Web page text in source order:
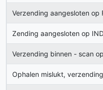
Verzending aangesloten op
Zending aangesloten op
Verzending binnen - scan
Ophalen mislukt,